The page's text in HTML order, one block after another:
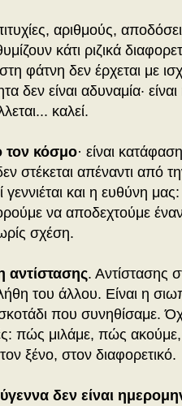
αριθμούς,
κάτι ριζικά
φάτνη δεν έρχεται με
δεν είναι αδυναμία· είναι
καλεί.
τον κόσμο· είναι
στέκεται απέναντι από
γεννιέται και η ευθύνη
να αποδεχτούμε
σχέση.
αντίστασης. Αντίστασης
του άλλου. Είναι η
που συνηθίσαμε.
πώς μιλάμε, πώς
ξένο, στον διαφορετικό.
δεν είναι